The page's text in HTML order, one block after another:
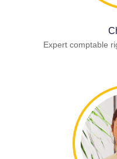
Expert comptable